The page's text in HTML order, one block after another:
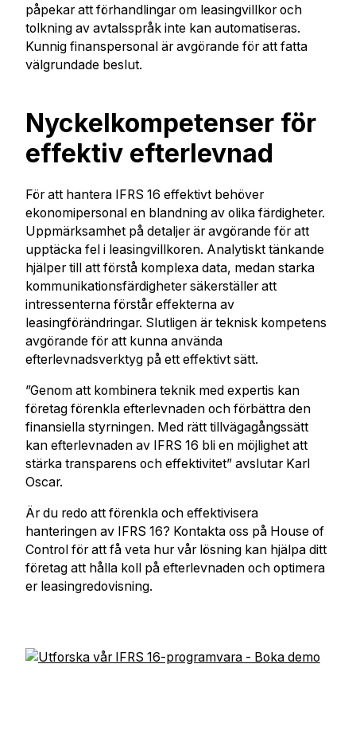
påpekar att förhandlingar om leasingvillkor och
tolkning av avtalsspråk inte kan automatiseras.
Kunnig finanspersonal är avgörande för att fatta
välgrundade beslut.
Nyckelkompetenser för
effektiv efterlevnad
För att hantera IFRS 16 effektivt behöver
ekonomipersonal en blandning av olika färdigheter.
Uppmärksamhet på detaljer är avgörande för att
upptäcka fel i leasingvillkoren. Analytiskt tänkande
hjälper till att förstå komplexa data, medan starka
kommunikationsfärdigheter säkerställer att
intressenterna förstår effekterna av
leasingförändringar. Slutligen är teknisk kompetens
avgörande för att kunna använda
efterlevnadsverktyg på ett effektivt sätt.
”Genom att kombinera teknik med expertis kan
företag förenkla efterlevnaden och förbättra den
finansiella styrningen. Med rätt tillvägagångssätt
kan efterlevnaden av IFRS 16 bli en möjlighet att
stärka transparens och effektivitet” avslutar Karl
Oscar.
Är du redo att förenkla och effektivisera
hanteringen av IFRS 16? Kontakta oss på House of
Control för att få veta hur vår lösning kan hjälpa ditt
företag att hålla koll på efterlevnaden och optimera
er leasingredovisning.